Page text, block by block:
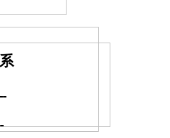
系